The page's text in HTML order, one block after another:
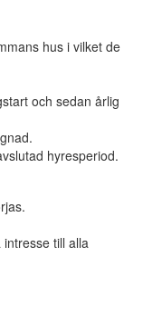
hus i vilket de
och sedan årlig
hyresperiod.
till alla